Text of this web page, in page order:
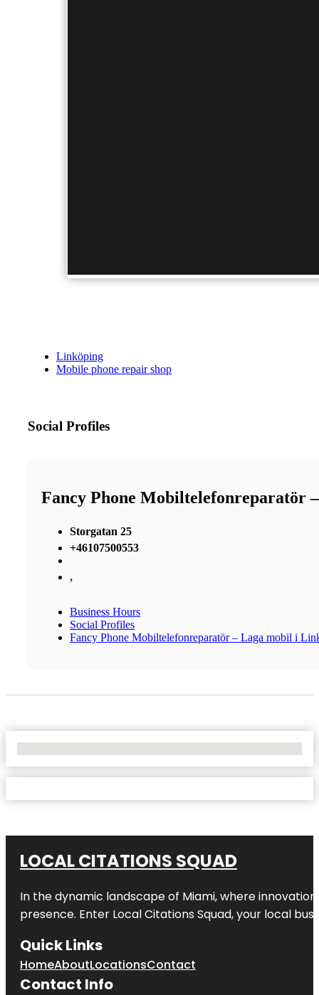
Linköping
Mobile phone repair shop
Social Profiles
Fancy Phone Mobiltelefonreparatör
Storgatan 25
+46107500553
,
Business Hours
Social Profiles
Fancy Phone Mobiltelefonreparatör – Laga mobil i
LOCAL CITATIONS SQUAD
In the dynamic landscape of Miami, where
presence. Enter Local Citations Squad, your local
Quick Links
HomeAboutLocationsContact
Contact Info